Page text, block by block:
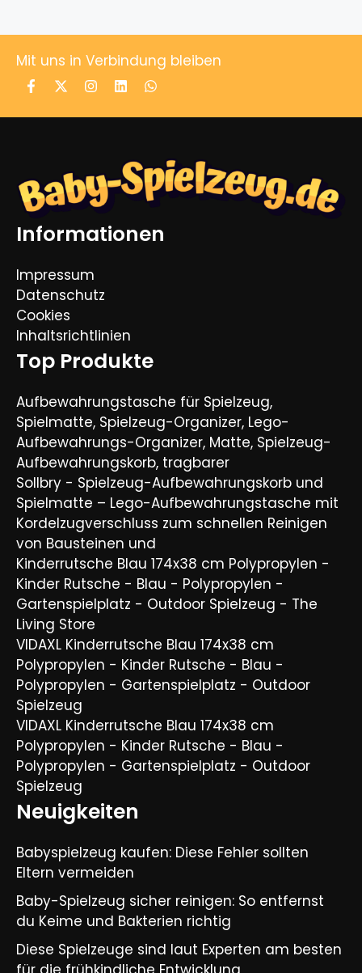
Mit uns in Verbindung bleiben
Informationen
Impressum
Datenschutz
Cookies
Inhaltsrichtlinien
Top Produkte
Aufbewahrungstasche für Spielzeug,
Spielmatte, Spielzeug-Organizer, Lego-
Aufbewahrungs-Organizer, Matte, Spielzeug-
Aufbewahrungskorb, tragbarer
Sollbry - Spielzeug-Aufbewahrungskorb und
Spielmatte – Lego-Aufbewahrungstasche mit
Kordelzugverschluss zum schnellen Reinigen
von Bausteinen und
Kinderrutsche Blau 174x38 cm Polypropylen -
Kinder Rutsche - Blau - Polypropylen -
Gartenspielplatz - Outdoor Spielzeug - The
Living Store
VIDAXL Kinderrutsche Blau 174x38 cm
Polypropylen - Kinder Rutsche - Blau -
Polypropylen - Gartenspielplatz - Outdoor
Spielzeug
VIDAXL Kinderrutsche Blau 174x38 cm
Polypropylen - Kinder Rutsche - Blau -
Polypropylen - Gartenspielplatz - Outdoor
Spielzeug
Neuigkeiten
Babyspielzeug kaufen: Diese Fehler sollten
Eltern vermeiden
Baby-Spielzeug sicher reinigen: So entfernst
du Keime und Bakterien richtig
Diese Spielzeuge sind laut Experten am besten